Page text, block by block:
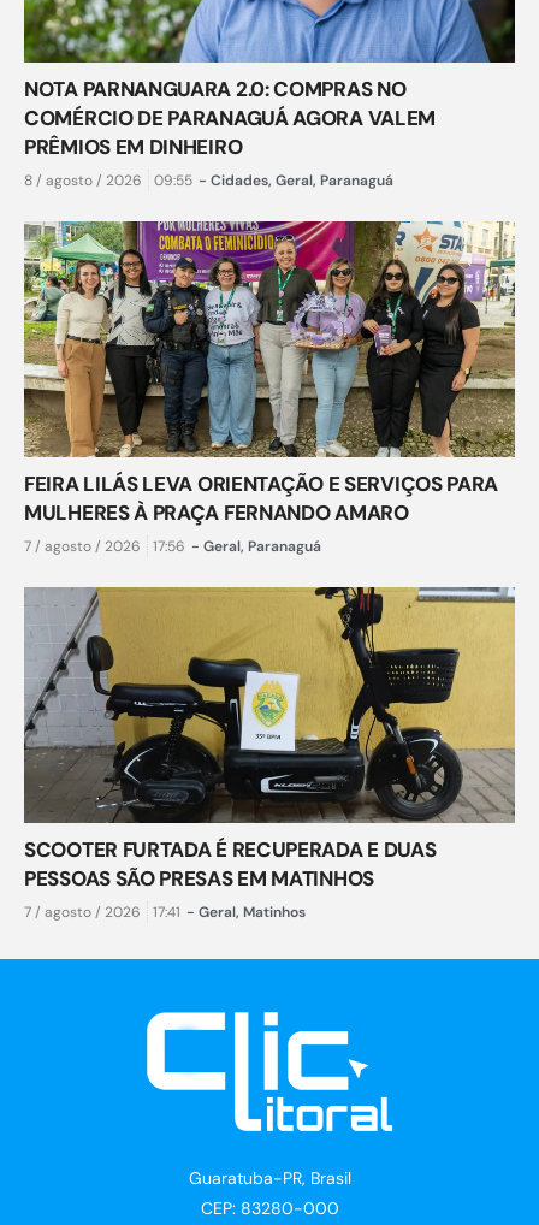
NOTA PARNANGUARA 2.0: COMPRAS NO
COMÉRCIO DE PARANAGUÁ AGORA VALEM
PRÊMIOS EM DINHEIRO
8 / agosto / 2026 09:55 - Cidades, Geral, Paranaguá
FEIRA LILÁS LEVA ORIENTAÇÃO E SERVIÇOS PARA
MULHERES À PRAÇA FERNANDO AMARO
7 / agosto / 2026 17:56 - Geral, Paranaguá
SCOOTER FURTADA É RECUPERADA E DUAS
PESSOAS SÃO PRESAS EM MATINHOS
7 / agosto / 2026 17:41 - Geral, Matinhos
Guaratuba-PR, Brasil
CEP: 83280-000